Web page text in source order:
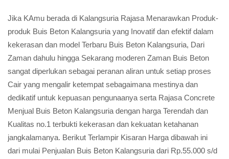
Jika KAmu berada di Kalangsuria Rajasa Menarawkan Produk-
produk Buis Beton Kalangsuria yang Inovatif dan efektif dalam
kekerasan dan model Terbaru Buis Beton Kalangsuria, Dari
Zaman dahulu hingga Sekarang moderen Zaman Buis Beton
sangat diperlukan sebagai peranan aliran untuk setiap proses
Cair yang mengalir ketempat sebagaimana mestinya dan
dedikatif untuk kepuasan pengunaanya serta Rajasa Concrete
Menjual Buis Beton Kalangsuria dengan harga Terendah dan
Kualitas no.1 terbukti kekerasan dan kekuatan ketahanan
jangkalamanya. Berikut Terlampir Kisaran Harga dibawah ini
dari mulai Penjualan Buis Beton Kalangsuria dari Rp.55.000 s/d